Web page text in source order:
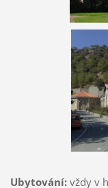
Ubytování:vždy v